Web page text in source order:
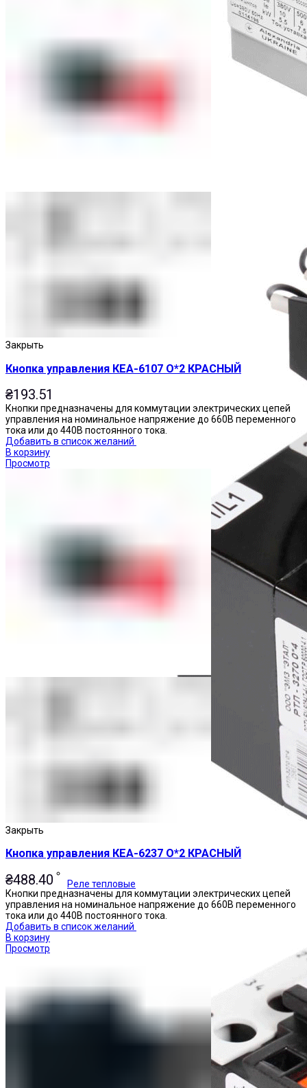
Реле тепловые
Закрыть
Кнопка управления КЕА-6107 О*2 КРАСНЫЙ
₴193.51
Кнопки предназначены для коммутации электрических цепей
управления на номинальное напряжение до 660В переменного
тока или до 440В постоянного тока.
Добавить в список желаний
В корзину
Просмотр
Закрыть
Кнопка управления КЕА-6237 О*2 КРАСНЫЙ
₴488.40
Кнопки предназначены для коммутации электрических цепей
управления на номинальное напряжение до 660В переменного
тока или до 440В постоянного тока.
Добавить в список желаний
В корзину
Просмотр